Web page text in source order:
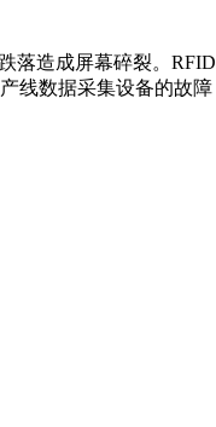
落造成屏幕碎裂。‌RFID
线数据采集设备的故障